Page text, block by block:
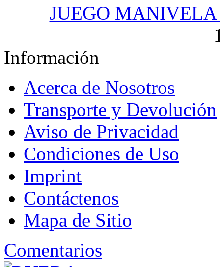
JUEGO
Información
Acerca de Nosotros
Transporte y Devolución
Aviso de Privacidad
Condiciones de Uso
Imprint
Contáctenos
Mapa de Sitio
Comentarios